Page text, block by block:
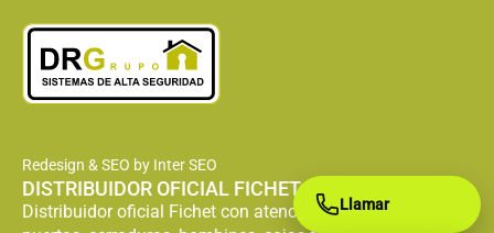
Redesign & SEO by Inter SEO
DISTRIBUIDOR OFICIAL FICHET
Distribuidor oficial Fichet con atención especializada en
Llamar